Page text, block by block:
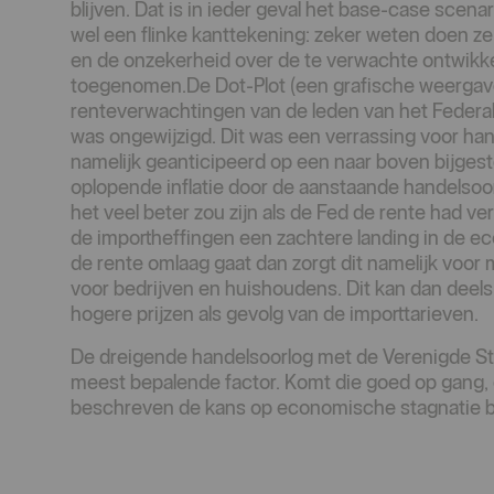
blijven. Dat is in ieder geval het base-case
wel een flinke kanttekening: zeker weten doen
en de onzekerheid over de te verwachte
toegenomen.De Dot-Plot (een grafische
renteverwachtingen van de leden van het
was ongewijzigd. Dit was een verrassing voor
namelijk geanticipeerd op een naar boven
oplopende inflatie door de aanstaande
het veel beter zou zijn als de Fed de rente had
de importheffingen een zachtere landing in de
de rente omlaag gaat dan zorgt dit namelijk
voor bedrijven en huishoudens. Dit kan dan
hogere prijzen als gevolg van de importtarieven.
De dreigende handelsoorlog met de Verenigde
meest bepalende factor. Komt die goed op
beschreven de kans op economische stagnatie